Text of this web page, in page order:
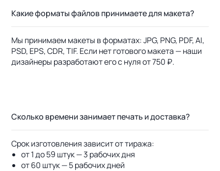
Какие форматы файлов принимаете для макета?
Мы принимаем макеты в форматах: JPG, PNG, PDF, AI,
PSD, EPS, CDR, TIF. Если нет готового макета — наши
дизайнеры разработают его с нуля от 750 ₽.
Сколько времени занимает печать и доставка?
Срок изготовления зависит от тиража:
от 1 до 59 штук — 3 рабочих дня
от 60 штук — 5 рабочих дней